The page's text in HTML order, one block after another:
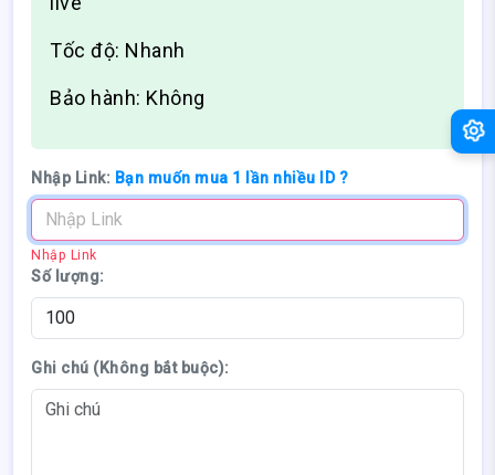
Tốc độ: Nhanh
Bảo hành: Không
Nhập Link: Bạn muốn mua 1 lần nhiều ID ?
Nhập Link
Số lượng:
Ghi chú (Không bắt buộc):